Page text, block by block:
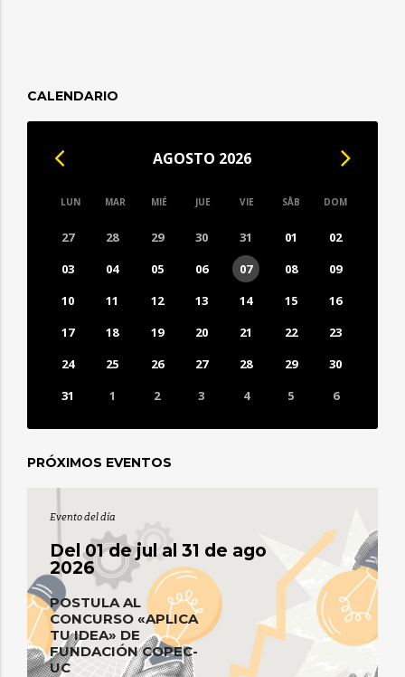
CALENDARIO
AGOSTO 2026
LUN MAR MIÉ JUE VIE SÅB DOM
27 28 29 30 31 01
02
03
04 05 06 07 08
09
10
11 12 13 14 15
16
17
18 19 20 21 22
23
24
25 26 27 28 29
30
31
1 2 3 4 5 6
0EVENTO(S)
PRÓXIMOS EVENTOS
Evento del día
Del 01 de jul al 31 de ago
2026
POSTULA AL
CONCURSO «APLICA
TU IDEA» DE
FUNDACIÓN COPEC-
UC